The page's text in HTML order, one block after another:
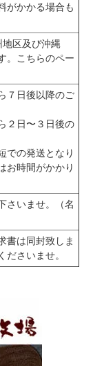
がかかる場合も
区及び沖縄
こちらのペー
７日後以降のご
２日〜３日後の
での発送となり
お時間がかかり
さいませ。（名
書は同封致しま
さいませ。